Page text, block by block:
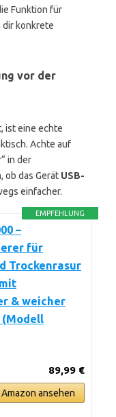
Funktion für
konkrete
vor der
ist eine echte
Achte auf
in der
ob das Gerät USB-
einfacher.
EMPFEHLUNG
–
für
Trockenrasur
& weicher
(Modell
89,99 €
ansehen